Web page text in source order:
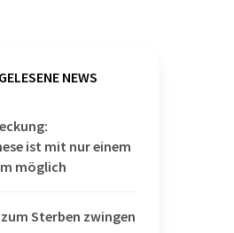
NEWS
ist mit nur einem
möglich
Sterben zwingen